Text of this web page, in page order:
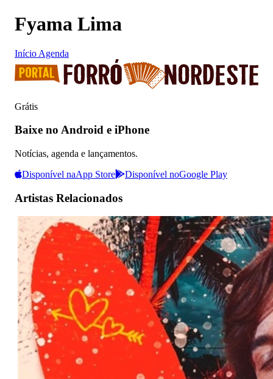
Fyama Lima
Início Agenda
Grátis
Baixe no Android e iPhone
Notícias, agenda e lançamentos.
Disponível naApp Store Disponível noGoogle Play
Artistas Relacionados